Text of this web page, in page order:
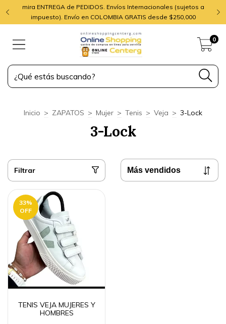
mira ENTREGA de PEDIDOS. Envíos Internacionales (sujetos a
impuesto). Envío en COLOMBIA GRATIS desde $250,000
0
Inicio > ZAPATOS > Mujer > Tenis > Veja > 3-Lock
3-Lock
Filtrar
33%
OFF
TENIS VEJA MUJERES Y
HOMBRES